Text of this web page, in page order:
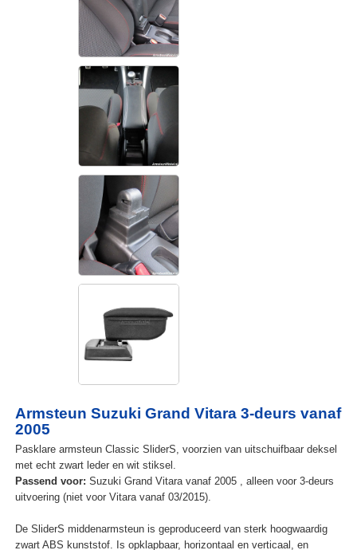
Armsteun Suzuki Grand Vitara 3-deurs vanaf
2005
Pasklare armsteun Classic SliderS, voorzien van uitschuifbaar deksel
met echt zwart leder en wit stiksel.
Passend voor: Suzuki Grand Vitara vanaf 2005 , alleen voor 3-deurs
uitvoering (niet voor Vitara vanaf 03/2015).
De SliderS middenarmsteun is geproduceerd van sterk hoogwaardig
zwart ABS kunststof. Is opklapbaar, horizontaal en verticaal, en